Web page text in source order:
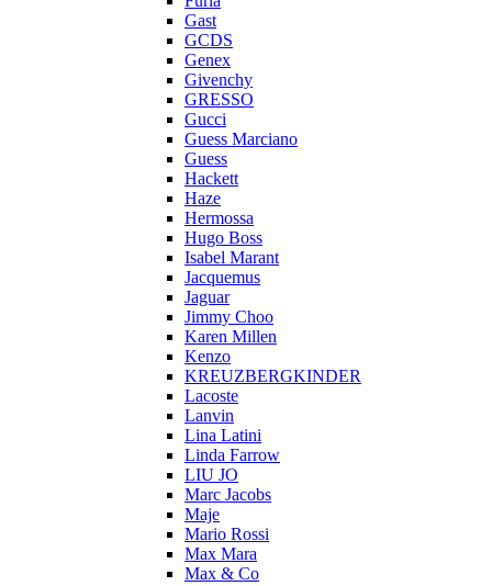
Gast
GCDS
Genex
Givenchy
GRESSO
Gucci
Guess Marciano
Guess
Hackett
Haze
Hermossa
Hugo Boss
Isabel Marant
Jacquemus
Jaguar
Jimmy Choo
Karen Millen
Kenzo
KREUZBERGKINDER
Lacoste
Lanvin
Lina Latini
Linda Farrow
LIU JO
Marc Jacobs
Maje
Mario Rossi
Max Mara
Max & Co